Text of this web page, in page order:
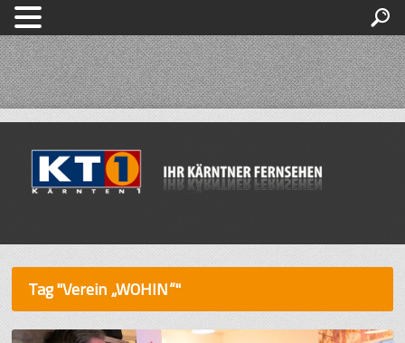
Tag "Verein „WOHIN“"